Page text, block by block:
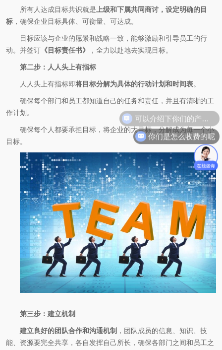
所有人达成目标共识就是上级和下属共同商讨，设定明确的目
标 ，确保企业目标具体、可衡量、可达成。
目标应该与企业的愿景和战略一致，能够激励和引导员工的行
动。并签订 《目标责任书》 ，全力以赴地去实现目标。
第二步：人人头上有指标
人人头上有指标即将目标分解为具体的行动计划和时间表。
确保每个部门和员工都知道自己的任务和责任，并且有清晰的工
作计划。
确保每个人都要承担目标，将企业的大目标，分解成为每一个小
目标。
第三步：建立机制
建立良好的团队合作和沟通机制 ，团队成员的信息、知识、技
能、资源要完全共享，各自发挥自己所长，确保各部门之间和员工之
可以介绍下你们的产品么
你们是怎么收费的呢